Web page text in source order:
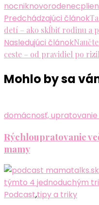
nocniknovorodenec
Navigácia
v
článku
Predchádzajúci článok
detí – ako skĺbiť rodinu a
Nasledujúci článok
ceste – od pravidiel po
Mohlo by sa
domácnosť,
Rýchloupratovanie
mamy
Podcast,tipy a triky